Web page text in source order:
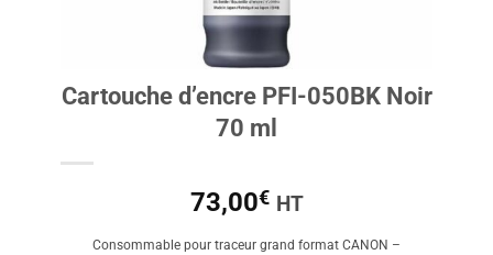
Cartouche d’encre PFI-050BK Noir
70 ml
73,00€ HT
Consommable pour traceur grand format CANON –